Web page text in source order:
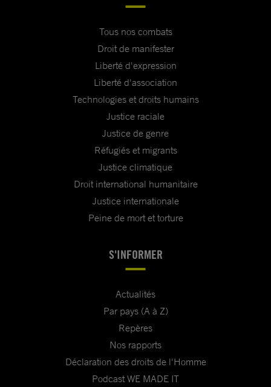
Tous nos combats
Droit de manifester
Liberté d'expression
Liberté d'association
Technologies et droits humains
Justice raciale
Justice de genre
Réfugiés et migrants
Justice climatique
Droit international humanitaire
Justice internationale
Peine de mort et torture
S'INFORMER
Actualités
Par pays (A à Z)
Repères
Nos rapports
Déclaration des droits de l'Homme
Podcast WE MADE IT